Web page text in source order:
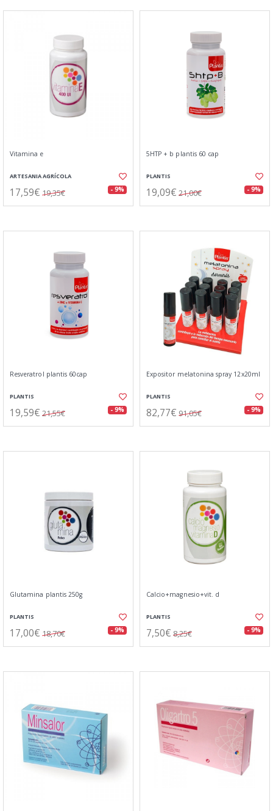
Vitamina e
ARTESANIA AGRÍCOLA
17,59€ 19,35€ - 9%
5HTP + b plantis 60 cap
PLANTIS
19,09€ 21,00€ - 9%
Resveratrol plantis 60cap
PLANTIS
19,59€ 21,55€ - 9%
Expositor melatonina spray 12x20ml
PLANTIS
82,77€ 91,05€ - 9%
Glutamina plantis 250g
PLANTIS
17,00€ 18,70€ - 9%
Calcio+magnesio+vit. d
PLANTIS
7,50€ 8,25€ - 9%